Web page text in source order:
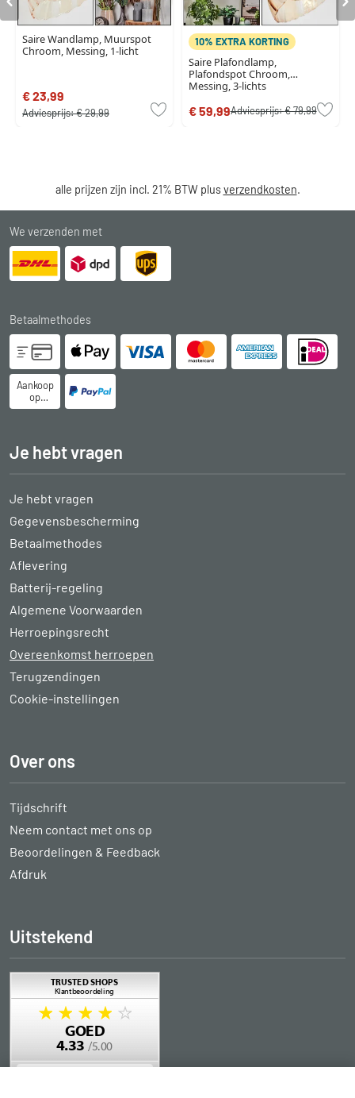
Saire Wandlamp, Muurspot
Chroom, Messing, 1-licht
€ 23,99
Adviesprijs:€ 29,99
10% EXTRA KORTING
Saire Plafondlamp,
Plafondspot Chroom,
Messing, 3-lichts
€ 59,99Adviesprijs:€ 79,99
alle prijzen zijn incl. 21% BTW plusverzendkosten.
We verzenden met
Betaalmethodes
Aankoop
op
rekening
Je hebt vragen
Je hebt vragen
Gegevensbescherming
Betaalmethodes
Aflevering
Batterij-regeling
Algemene Voorwaarden
Herroepingsrecht
Overeenkomst herroepen
Terugzendingen
Cookie-instellingen
Over ons
Tijdschrift
Neem contact met ons op
Beoordelingen & Feedback
Afdruk
Uitstekend